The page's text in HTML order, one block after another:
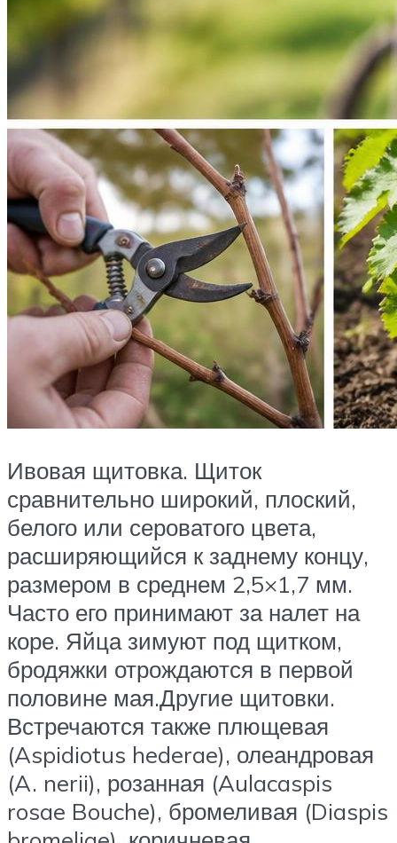
Ивовая щитовка. Щиток
сравнительно широкий, плоский,
белого или сероватого цвета,
расширяющийся к заднему концу,
размером в среднем 2,5×1,7 мм.
Часто его принимают за налет на
коре. Яйца зимуют под щитком,
бродяжки отрождаются в первой
половине мая.Другие щитовки.
Встречаются также плющевая
(Aspidiotus hederae), олеандровая
(A. nerii), розанная (Aulacaspis
rosae Bouche), бромеливая (Diaspis